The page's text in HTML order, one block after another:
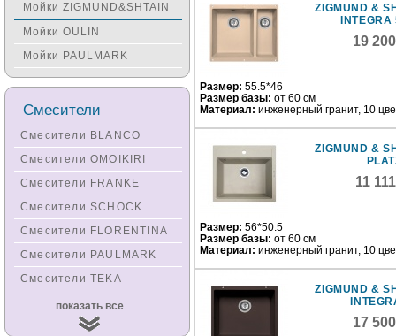
ZIGMUND &
19
Размер: 55.5*46
Размер базы: от 60 см
Материал: инженерный гранит, 10
ZIGMUND &
11
Размер: 56*50.5
Размер базы: от 60 см
Материал: инженерный гранит, 10
ZIGMUND &
17
Мойки ZIGMUND&SHTAIN
Мойки OULIN
Мойки PAULMARK
Смесители
Смесители BLANCO
Смесители OMOIKIRI
Смесители FRANKE
Смесители SCHOCK
Смесители FLORENTINA
Смесители PAULMARK
Смесители TEKA
Смесители
KUCHENSTERN
показать все